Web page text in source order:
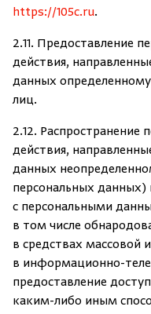
https://105c.ru.
2.11. Предоставление
действия,
данных
лиц.
2.12.
действия,
данных
персональных данных)
с персональными
в том числе
в средствах
в информационно-
предоставление
каким-либо иным